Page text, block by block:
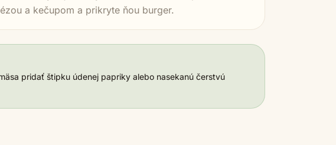
a kečupom a prikryte ňou burger.
pridať štipku údenej papriky alebo nasekanú čerstvú